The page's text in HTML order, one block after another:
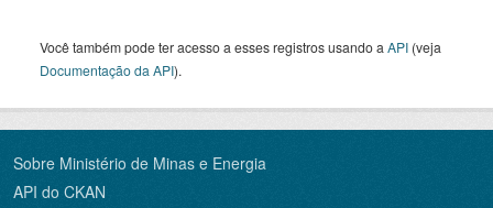
Você também pode ter acesso a esses registros usando a API (veja
Documentação da API).
Sobre Ministério de Minas e Energia
API do CKAN